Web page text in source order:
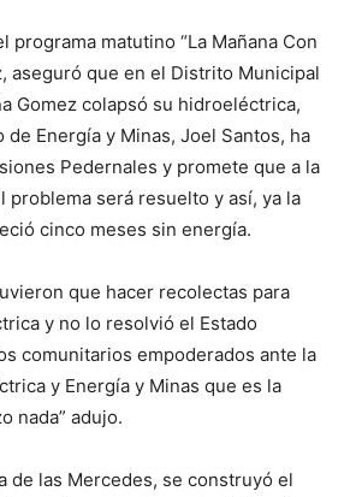
programa matutino “La Mañana Con
aseguró que en el Distrito Municipal
Gomez colapsó su hidroeléctrica,
Energía y Minas, Joel Santos, ha
Pedernales y promete que a la
problema será resuelto y así, ya la
cinco meses sin energía.
que hacer recolectas para
y no lo resolvió el Estado
comunitarios empoderados ante la
y Energía y Minas que es la
nada” adujo.
de las Mercedes, se construyó el